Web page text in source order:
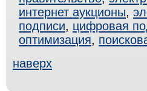
интернет аукционы,
подписи, цифровая
оптимизация,
наверх